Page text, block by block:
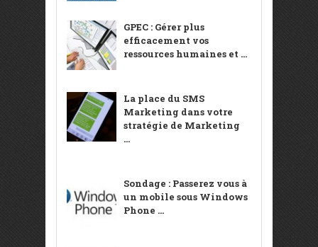
GPEC : Gérer plus
efficacement vos
ressources humaines et ...
La place du SMS
Marketing dans votre
stratégie de Marketing
...
Sondage : Passerez vous à
un mobile sous Windows
Phone ...